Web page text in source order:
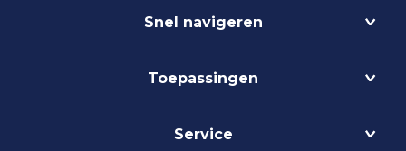
Snel navigeren
Circulair
Lichtmanagement
Toepassingen
Kantoorverlichting
Service